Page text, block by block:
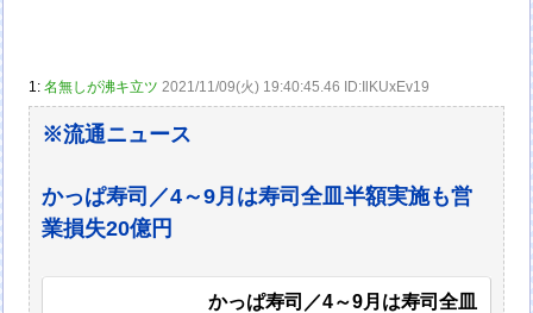
1:名無しが沸キ立ツ 2021/11/09(火) 19:40:45.46 ID:IlKUxEv19
※流通ニュース
かっぱ寿司／4～9月は寿司全皿半額実施も営
業損失20億円
かっぱ寿司／4～9月は寿司全皿